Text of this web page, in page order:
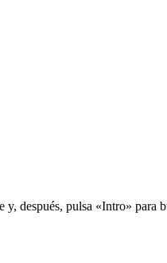
y, después, pulsa «Intro» para